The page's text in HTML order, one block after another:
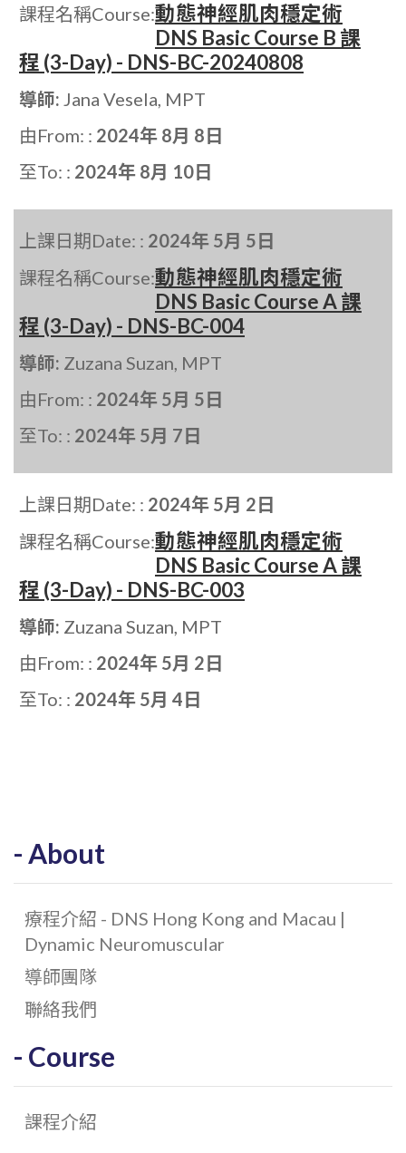
課程名稱Course:動態神經肌肉穩定術
DNS Basic Course B 課
程 (3-Day) - DNS-BC-20240808
導師: Jana Vesela, MPT
由From: : 2024年 8月 8日
至To: : 2024年 8月 10日
上課日期Date: : 2024年 5月 5日
課程名稱Course:動態神經肌肉穩定術
DNS Basic Course A 課
程 (3-Day) - DNS-BC-004
導師: Zuzana Suzan, MPT
由From: : 2024年 5月 5日
至To: : 2024年 5月 7日
上課日期Date: : 2024年 5月 2日
課程名稱Course:動態神經肌肉穩定術
DNS Basic Course A 課
程 (3-Day) - DNS-BC-003
導師: Zuzana Suzan, MPT
由From: : 2024年 5月 2日
至To: : 2024年 5月 4日
About
療程介紹 - DNS Hong Kong and Macau |
Dynamic Neuromuscular
導師團隊
聯絡我們
Course
課程介紹